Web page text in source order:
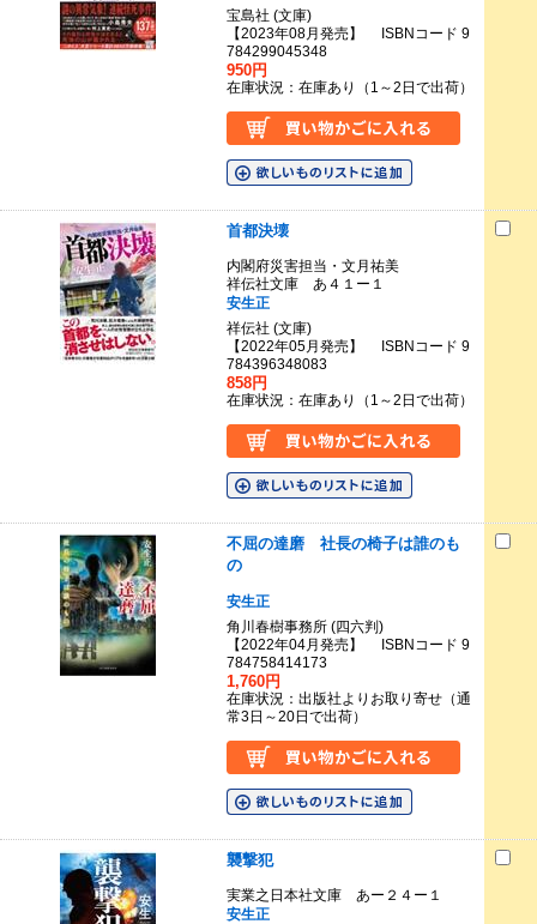
宝島社 (文庫)
【2023年08月発売】 ISBNコード 9
784299045348
950円
在庫状況：在庫あり（1～2日で出荷）
首都決壊
内閣府災害担当・文月祐美
祥伝社文庫 あ４１ー１
安生正
祥伝社 (文庫)
【2022年05月発売】 ISBNコード 9
784396348083
858円
在庫状況：在庫あり（1～2日で出荷）
不屈の達磨 社長の椅子は誰のも
の
安生正
角川春樹事務所 (四六判)
【2022年04月発売】 ISBNコード 9
784758414173
1,760円
在庫状況：出版社よりお取り寄せ（通
常3日～20日で出荷）
襲撃犯
実業之日本社文庫 あー２４ー１
安生正